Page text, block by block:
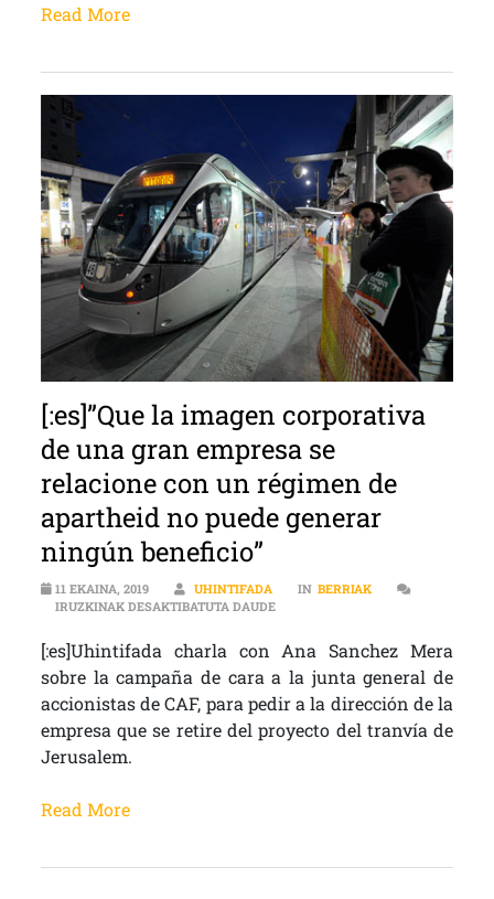
Read More
[:es]”Que la imagen corporativa
de una gran empresa se
relacione con un régimen de
apartheid no puede generar
ningún beneficio”
11 EKAINA, 2019 UHINTIFADA IN BERRIAK
IRUZKINAK DESAKTIBATUTA DAUDE[:ES]”QUE LA IMAGEN
[:es]Uhintifada charla con Ana Sanchez Mera
sobre la campaña de cara a la junta general de
accionistas de CAF, para pedir a la dirección de la
empresa que se retire del proyecto del tranvía de
Jerusalem.
Read More